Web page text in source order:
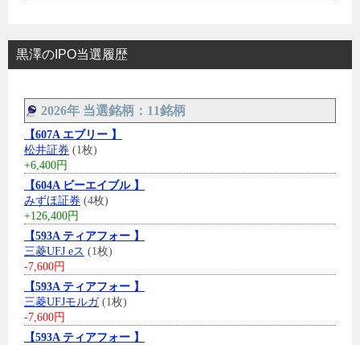
黒澤のIPO当選履歴
2026年 当選銘柄：11銘柄
【607A エブリー 】
松井証券 (1枚)
+6,400円
【604A ビーエイブル 】
みずほ証券 (4枚)
+126,400円
【593A ティアフォー 】
三菱UFJ eス (1枚)
-7,600円
【593A ティアフォー 】
三菱UFJモルガ(1枚)
-7,600円
【593A ティアフォー 】